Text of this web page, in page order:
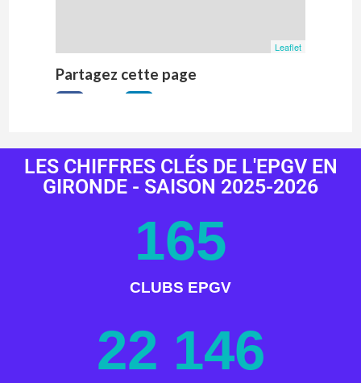
LES CHIFFRES CLÉS DE L'EPGV EN
GIRONDE - SAISON 2025-2026
CLUBS EPGV
165
22 146